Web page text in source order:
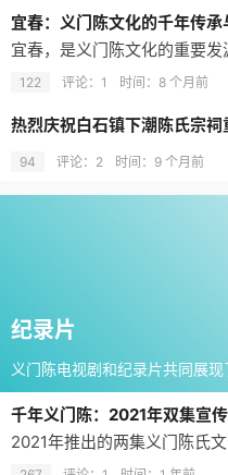
宜春：义门陈文化的千年传承
122 评论：1 时间： 8 个月前
热烈庆祝白石镇下潮陈氏宗
94 评论：2 时间： 9 个月前
纪录片
千年义门陈：2021年双集宣